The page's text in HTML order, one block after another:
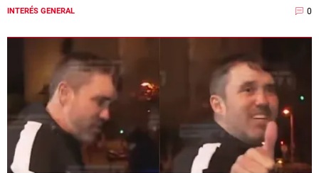
INTERÉS GENERAL 0